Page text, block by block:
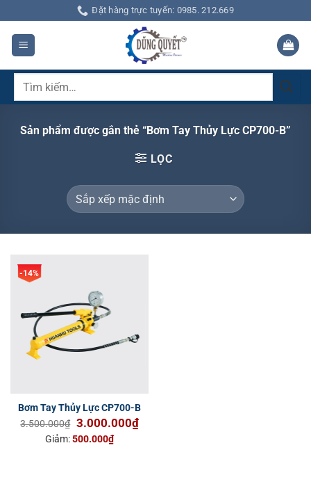
qua
dung
Đặt hàng trực tuyến: 0985. 212.669
Tìm
Sản phẩm được gắn thẻ “Bơm Tay Thủy Lực CP700-B”
LỌC
-14%
Bơm Tay Thủy Lực CP700-B
3.500.000₫ Giá
gốc
3.000.000₫Giá
Giảm:500.000₫